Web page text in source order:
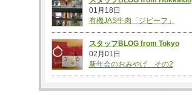
01月18日
有機JAS牛肉「ジビーフ」
スタッフBLOG from Tokyo
02月01日
新年会のおみやげ その2